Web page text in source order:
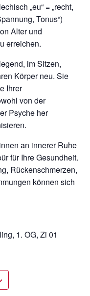
„eu“ = „recht,
Tonus“)
Alter und
erreichen.
im Sitzen,
Körper neu. Sie
Ihrer
von der
Psyche her
an innerer Ruhe
für Ihre Gesundheit.
Rückenschmerzen,
können sich
1. OG, Zi 01